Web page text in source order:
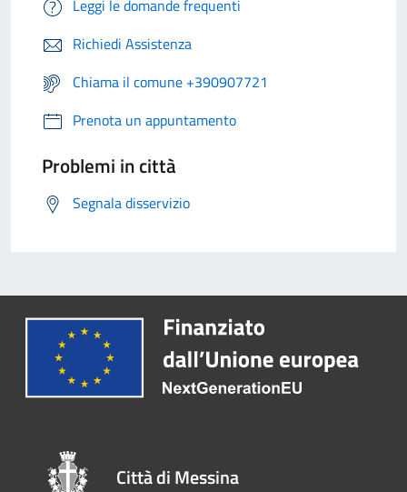
Leggi le domande frequenti
Richiedi Assistenza
Chiama il comune +390907721
Prenota un appuntamento
Problemi in città
Segnala disservizio
Città di Messina